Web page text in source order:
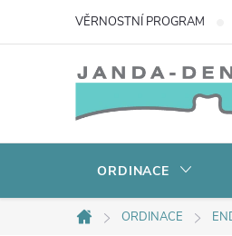
VĚRNOSTNÍ PROGRAM
ORDINACE
Domů
ORDINACE